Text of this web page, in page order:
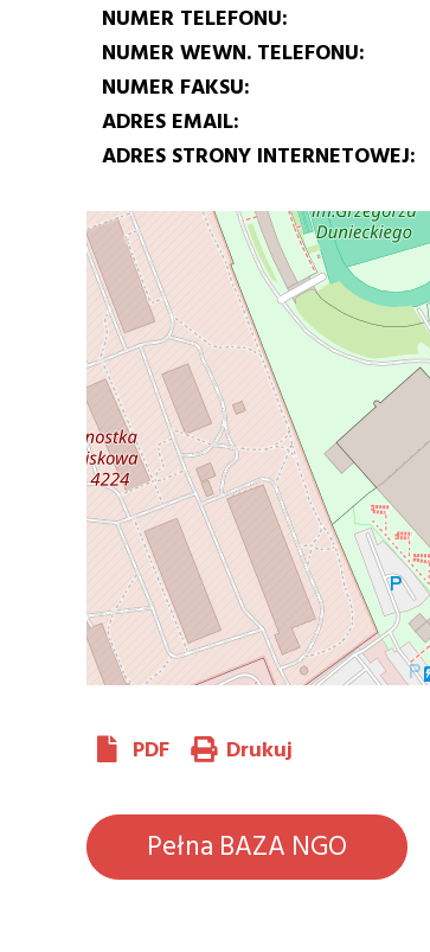
NUMER TELEFONU
NUMER WEWN. TELEFONU
NUMER FAKSU
ADRES EMAIL
ADRES STRONY INTERNETOWEJ
PDF Drukuj
Pełna BAZA NGO